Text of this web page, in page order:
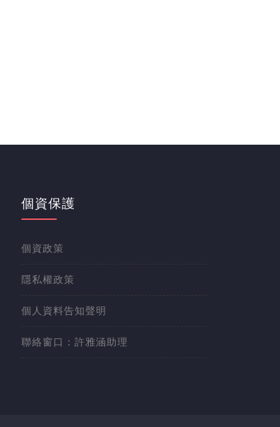
個資保護
個資政策
隱私權政策
個人資料告知聲明
聯絡窗口：許雅涵助理